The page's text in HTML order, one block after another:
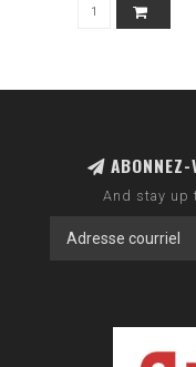
ABONNEZ-
And stay up